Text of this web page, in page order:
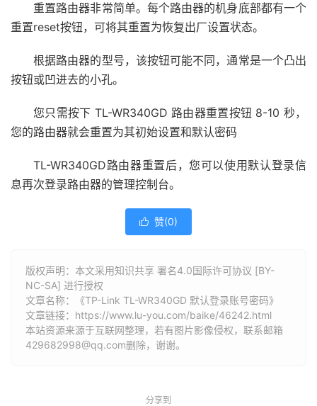
重置路由器非常简单。每个路由器的机身底部都有一个
重置reset按钮，可将其重置为恢复出厂设置状态。
根据路由器的型号，该按钮可能不同，通常是一个凸出
按钮或凹进去的小孔。
您只需按下 TL-WR340GD 路由器重置按钮 8-10 秒，
您的路由器就会重置为其初始设置和默认密码
TL-WR340GD路由器重置后，您可以使用默认登录信
息再次登录路由器的管理控制台。
 赞(0)
版权声明：本文采用知识共享 署名4.0国际许可协议 [BY-
NC-SA] 进行授权
文章名称：《TP-Link TL-WR340GD 默认登录账号密码》
文章链接： https://www.lu-you.com/baike/46242.html
本站资源来源于互联网整理，若有图片影像侵权，联系邮箱
429682998@qq.com删除，谢谢。
分享到